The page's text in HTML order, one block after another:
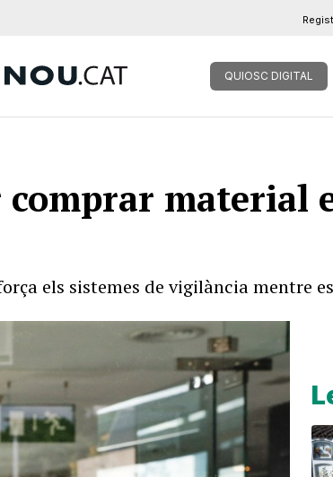
QUIOSC DIGITAL
comprar material
els sistemes de vigilància mentre